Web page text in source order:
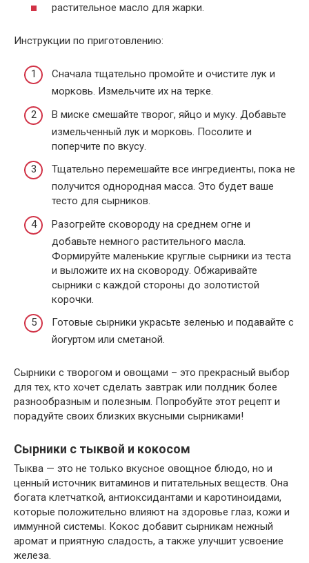
растительное масло для жарки.
Инструкции по приготовлению:
Сначала тщательно промойте и очистите лук и
морковь. Измельчите их на терке.
В миске смешайте творог, яйцо и муку. Добавьте
измельченный лук и морковь. Посолите и
поперчите по вкусу.
Тщательно перемешайте все ингредиенты, пока не
получится однородная масса. Это будет ваше
тесто для сырников.
Разогрейте сковороду на среднем огне и
добавьте немного растительного масла.
Формируйте маленькие круглые сырники из теста
и выложите их на сковороду. Обжаривайте
сырники с каждой стороны до золотистой
корочки.
Готовые сырники украсьте зеленью и подавайте с
йогуртом или сметаной.
Сырники с творогом и овощами – это прекрасный выбор
для тех, кто хочет сделать завтрак или полдник более
разнообразным и полезным. Попробуйте этот рецепт и
порадуйте своих близких вкусными сырниками!
Сырники с тыквой и кокосом
Тыква — это не только вкусное овощное блюдо, но и
ценный источник витаминов и питательных веществ. Она
богата клетчаткой, антиоксидантами и каротиноидами,
которые положительно влияют на здоровье глаз, кожи и
иммунной системы. Кокос добавит сырникам нежный
аромат и приятную сладость, а также улучшит усвоение
железа.